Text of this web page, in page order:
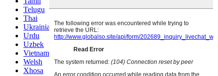
Telugu
Thai
Ukrainian
Urdu
Uzbek
Vietnamese
Welsh
Xhosa